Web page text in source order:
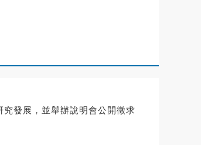
發展， 並舉辦說明會公開徵求